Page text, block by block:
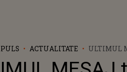
ACTUALITATE
ULTIMUL